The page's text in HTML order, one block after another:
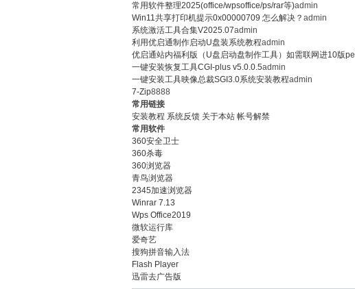
吧
官
常用软件整理2025(office/wpsoffice/ps/rar等)admin
Win11共享打印机提示0x00000709 怎么解决？ admin
系统激活工具合集V2025.07admin
利用优启通制作启动U盘装系统教程admin
优启通站内福利版（U盘启动盘制作工具）如需联网进10版pe
一键安装恢复工具CGI-plus v5.0.0.5admin
一键安装工具映像总裁SGI3.0系统安装教程admin
7-Zip8888
常用链接
安装教程 系统反馈 关于本站 帐号解禁
常用软件
360安全卫士
360杀毒
360浏览器
青鸟浏览器
2345加速浏览器
Winrar 7.13
Wps Office2019
微软运行库
爱奇艺
搜狗拼音输入法
Flash Player
迅雷去广告版